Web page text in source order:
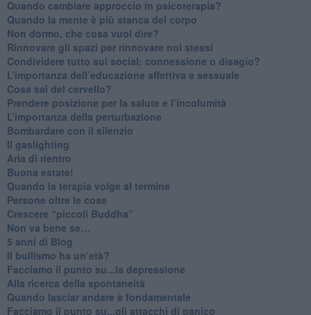
Quando cambiare approccio in psicoterapia?
​Quando la mente è più stanca del corpo
Non dormo, che cosa vuol dire?
​Rinnovare gli spazi per rinnovare noi stessi
​Condividere tutto sui social: connessione o disagio?
​L’importanza dell’educazione affettiva e sessuale
​Cosa sai del cervello?
Prendere posizione per la salute e l’incolumità
L’importanza della perturbazione
​Bombardare con il silenzio
Il gaslighting
Aria di rientro
Buona estate!
​Quando la terapia volge al termine
​Persone oltre le cose
​Crescere “piccoli Buddha”
Non va bene se…
​5 anni di Blog
​Il bullismo ha un’età?
Facciamo il punto su...la depressione
​Alla ricerca della spontaneità
​Quando lasciar andare è fondamentale
Facciamo il punto su...gli attacchi di panico